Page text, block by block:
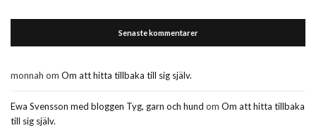
Senaste kommentarer
monnah om Om att hitta tillbaka till sig själv.
Ewa Svensson med bloggen Tyg, garn och hund om Om att hitta tillbaka
till sig själv.